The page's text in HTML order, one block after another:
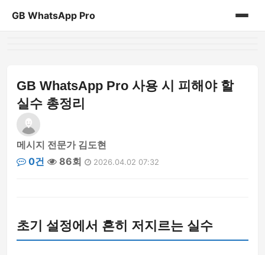
GB WhatsApp Pro
GB WhatsApp Pro 사용 시 피해야 할
실수 총정리
메시지 전문가 김도현
0건
86회 2026.04.02 07:32
초기 설정에서 흔히 저지르는 실수